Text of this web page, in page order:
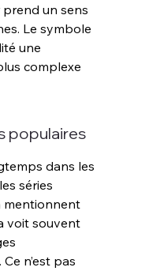
prend un sens
Le symbole
une
complexe
populaires
dans les
séries
mentionnent
voit souvent
n’est pas